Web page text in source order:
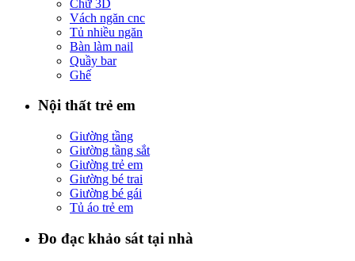
Chữ 3D
Vách ngăn cnc
Tủ nhiều ngăn
Bàn làm nail
Quầy bar
Ghế
Nội thất trẻ em
Giường tầng
Giường tầng sắt
Giường trẻ em
Giường bé trai
Giường bé gái
Tủ áo trẻ em
Đo đạc khảo sát tại nhà